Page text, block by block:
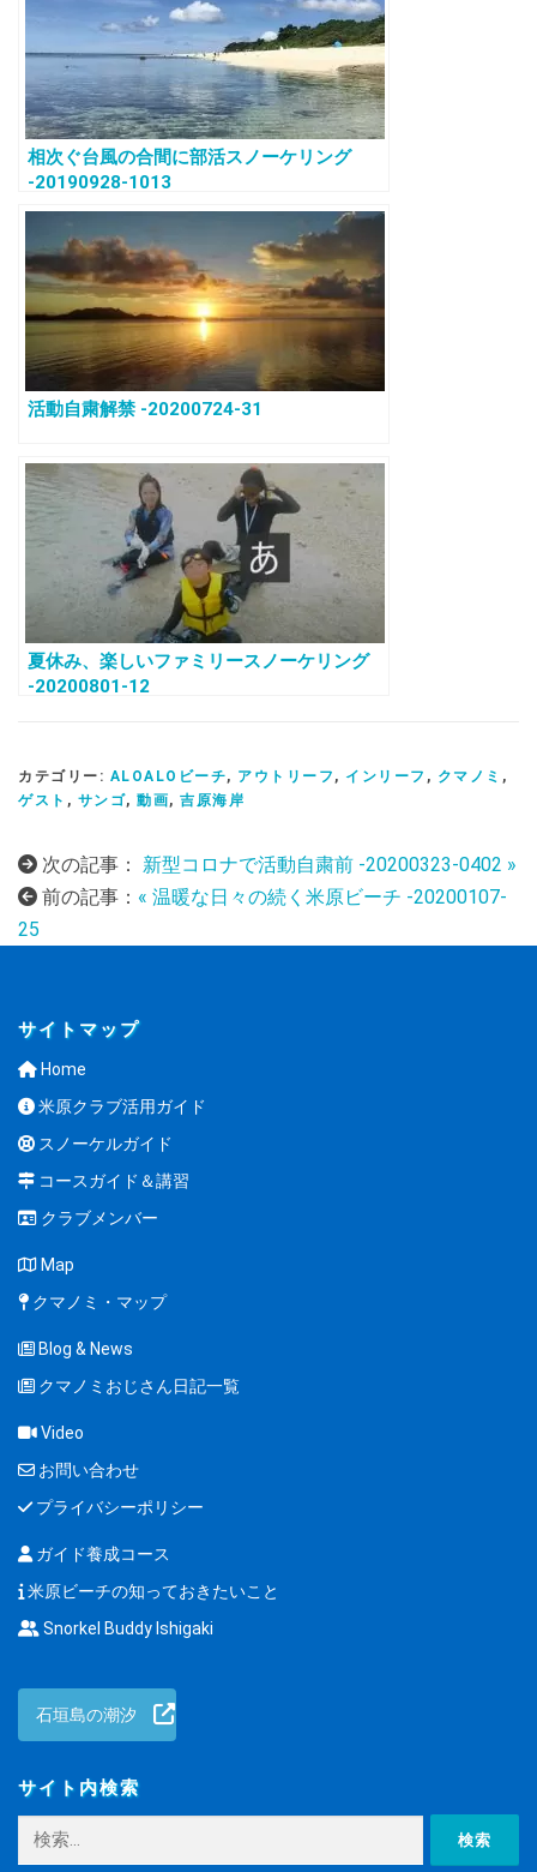
相次ぐ台風の合間に部活スノーケリング
-20190928-1013
活動自粛解禁 -20200724-31
夏休み、楽しいファミリースノーケリング
-20200801-12
カテゴリー: ALOALOビーチ, アウトリーフ , インリーフ , クマノミ ,
ゲスト , サンゴ, 動画, 吉原海岸
次の記事：
新型コロナで活動自粛前 -20200323-0402 »
前の記事： « 温暖な日々の続く米原ビーチ -20200107-
25
サイトマップ
Home
米原クラブ活用ガイド
スノーケルガイド
コースガイド＆講習
クラブメンバー
Map
クマノミ・マップ
Blog & News
クマノミおじさん日記一覧
Video
お問い合わせ
プライバシーポリシー
ガイド養成コース
米原ビーチの知っておきたいこと
Snorkel Buddy Ishigaki
石垣島の潮汐
サイト内検索